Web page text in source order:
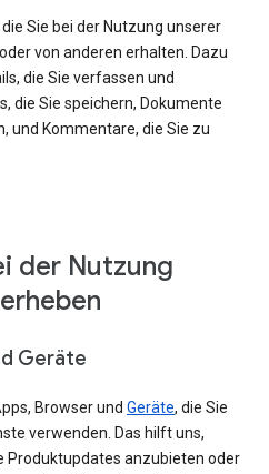
Sie bei der Nutzung unserer
von anderen erhalten. Dazu
die Sie verfassen und
die Sie speichern, Dokumente
und Kommentare, die Sie zu
der Nutzung
Geräte
Browser und Geräte, die Sie
verwenden. Das hilft uns,
Produktupdates anzubieten oder